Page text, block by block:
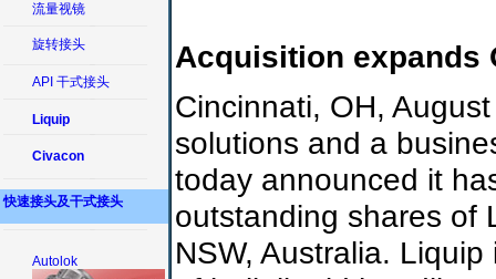
流量视镜
旋转接头
API 干式接头
Liquip
Civacon
快速接头及干式接头
Autolok
Acquisition expands
Cincinnati, OH,
solutions and a
today announced it
outstanding shares of
NSW, Australia.